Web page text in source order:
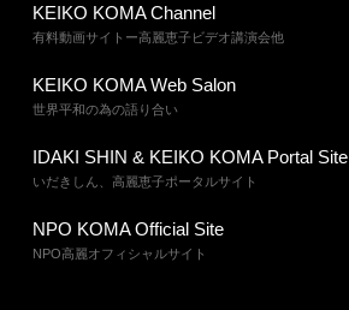
KEIKO KOMA Channel
有料動画サイトー高麗恵子ビデオ講演会他
KEIKO KOMA Web Salon
世界平和の為の語り合い
IDAKI SHIN & KEIKO KOMA Portal Site
いだきしん、高麗恵子ポータルサイト
NPO KOMA Official Site
NPO高麗オフィシャルサイト